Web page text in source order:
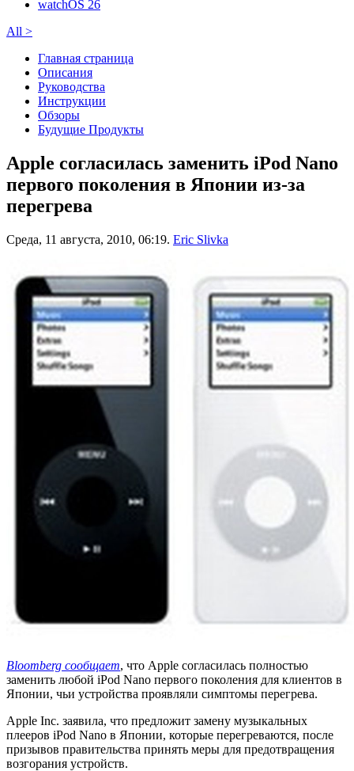
watchOS 26
All >
Главная страница
Описания
Руководства
Инструкции
Обзоры
Будущие Продукты
Apple согласилась заменить iPod Nano
первого поколения в Японии из-за
перегрева
Среда, 11 августа, 2010, 06:19. Eric Slivka
Bloomberg сообщает, что Apple согласилась полностью
заменить любой iPod Nano первого поколения для клиентов в
Японии, чьи устройства проявляли симптомы перегрева.
Apple Inc. заявила, что предложит замену музыкальных
плееров iPod Nano в Японии, которые перегреваются, после
призывов правительства принять меры для предотвращения
возгорания устройств.